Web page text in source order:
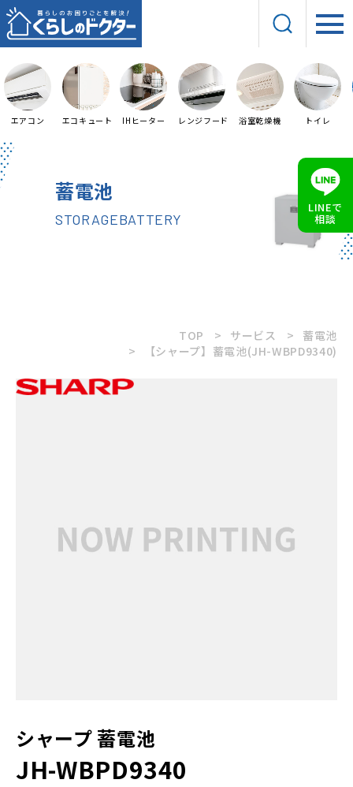
エアコン エコキュート IHヒーター レンジフード 浴室乾燥機 トイレ
蓄電池
STORAGEBATTERY
TOP サービス
蓄電池
【シャープ】蓄電池(JH-WBPD9340)
シャープ 蓄電池
JH-WBPD9340
LINEで
相談